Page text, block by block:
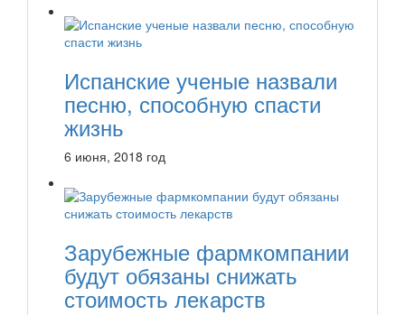
Испанские ученые назвали
песню, способную спасти
жизнь
6 июня, 2018 год
Зарубежные фармкомпании
будут обязаны снижать
стоимость лекарств